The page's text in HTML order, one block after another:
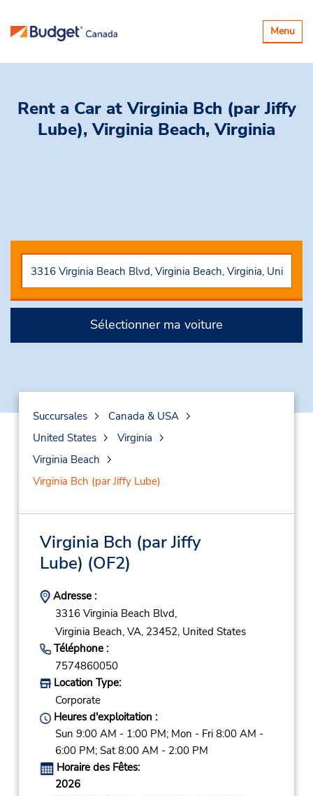
Basculer
la
Menu
Rent a Car at Virginia Bch (par Jiffy
Lube), Virginia Beach, Virginia
Sélectionner ma voiture
Succursales
Canada & USA
United States
Virginia
Virginia Beach
Virginia Bch (par Jiffy Lube)
Virginia Bch (par Jiffy
Lube) (OF2)
Adresse :
3316 Virginia Beach Blvd,
Virginia Beach, VA, 23452, United States
Téléphone :
7574860050
Location Type:
Corporate
Heures d'exploitation :
Sun 9:00 AM - 1:00 PM; Mon - Fri 8:00 AM -
6:00 PM; Sat 8:00 AM - 2:00 PM
Horaire des Fêtes:
2026